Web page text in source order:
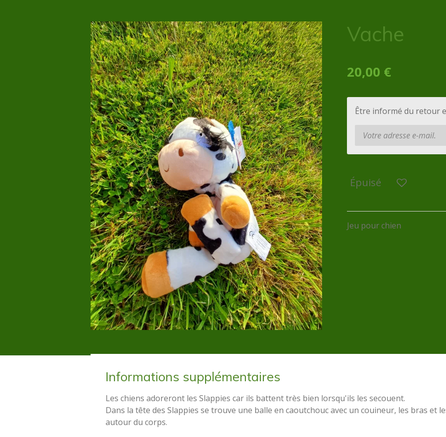
Vache
20,00 €
Être informé du retour
Épuisé
Jeu pour chien
Informations supplémentaires
Les chiens adoreront les Slappies car ils battent très bien lorsqu'ils les secouent.
Dans la tête des Slappies se trouve une balle en caoutchouc avec un couineur, les bras et
autour du corps.